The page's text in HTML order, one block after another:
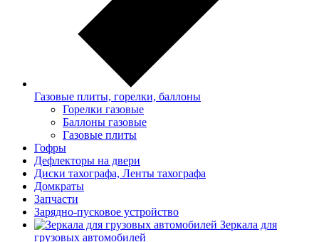
Газовые плиты, горелки, баллоны
Горелки газовые
Баллоны газовые
Газовые плиты
Гофры
Дефлекторы на двери
Диски тахографа, Ленты тахографа
Домкраты
Запчасти
Зарядно-пусковое устройство
Зеркала для
грузовых автомобилей